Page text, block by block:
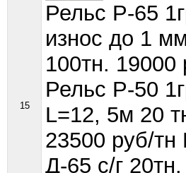
15
Рельс Р-65
износ до 1
100тн.
Рельс Р-50
L=12, 5м 20
23500 руб/тн
Д-65 с/г